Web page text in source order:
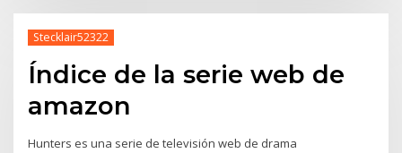
Stecklair52322
Índice de la serie web de
amazon
Hunters es una serie de televisión web de drama